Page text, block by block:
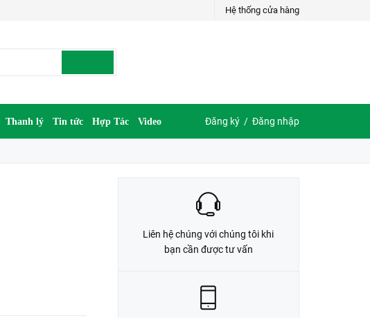
Hệ thống cửa hàng
Thanh lý Tin tức Hợp Tác Video Đăng ký / Đăng nhập
LIÊN HỆ ĐẶT HÀNG
Liên hệ chúng với chúng tôi khi
bạn cần được tư vấn